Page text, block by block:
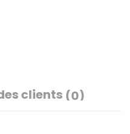
clients (0)